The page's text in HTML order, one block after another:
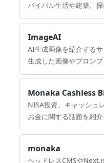
バイバル生活や建築、
ImageAI
AI生成画像を紹介する
生成した画像やプロン
Monaka Cashless
NISA投資、キャッシュ
お金に関する話題を紹介
monaka
ヘッドレスCMSや